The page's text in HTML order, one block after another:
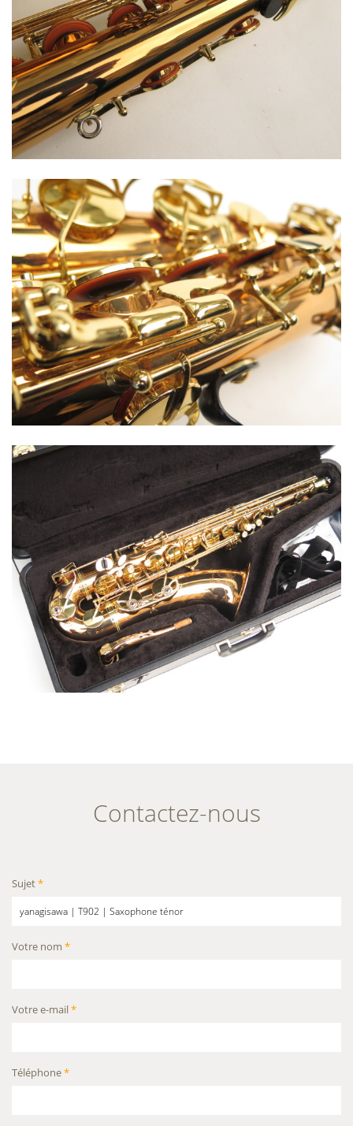
Contactez-nous
Sujet*
Votre nom *
Votre e-mail*
Téléphone*